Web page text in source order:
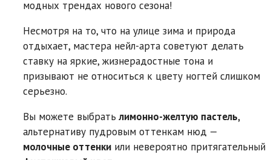
модных трендах нового сезона!
Несмотря на то, что на улице зима и природа
отдыхает, мастера нейл-арта советуют делать
ставку на яркие, жизнерадостные тона и
призывают не относиться к цвету ногтей слишком
серьезно.
Вы можете выбратьлимонно-желтую пастель,
альтернативу пудровым оттенкам нюд —
молочные оттенки или невероятно притягательный